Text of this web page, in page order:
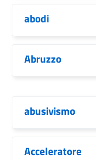
abodi
Abruzzo
abusivismo
Acceleratore